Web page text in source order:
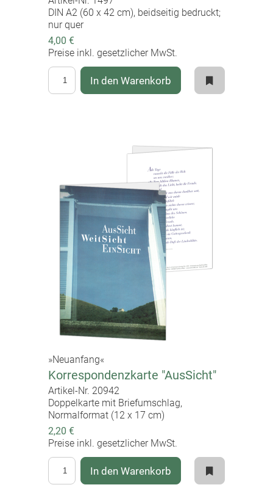
DIN A2 (60 x 42 cm), beidseitig bedruckt;
nur quer
4,00 €
Preise inkl. gesetzlicher MwSt.
In den Warenkorb
»Neuanfang«
Korrespondenzkarte "AusSicht"
Artikel-Nr. 20942
Doppelkarte mit Briefumschlag,
Normalformat (12 x 17 cm)
2,20 €
Preise inkl. gesetzlicher MwSt.
In den Warenkorb